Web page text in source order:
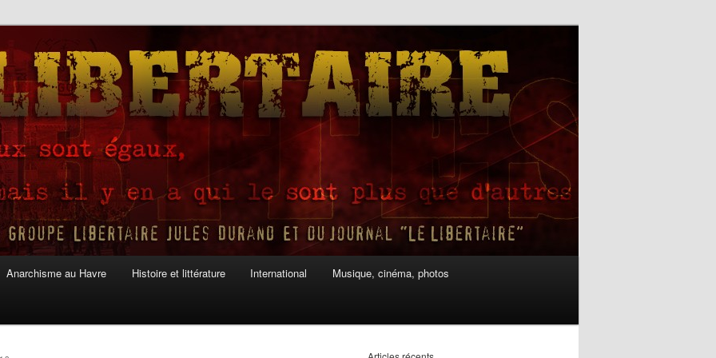
Anarchisme au Havre Histoire et littérature International Musique, cinéma, photos